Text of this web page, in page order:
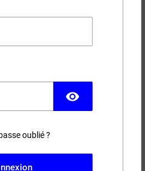
visibility
oublié ?
€
Taux de nicotine
AU PANIER